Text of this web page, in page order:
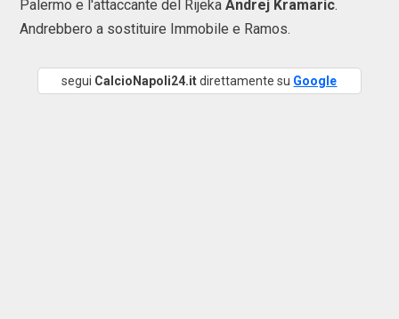
Palermo e l'attaccante del Rijeka Andrej Kramaric.
Andrebbero a sostituire Immobile e Ramos.
segui CalcioNapoli24.itdirettamente su Google